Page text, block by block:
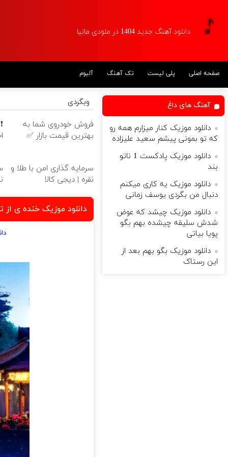
دانلود آهنگ جدید 1404 در ملودی مانیا
صفحه اصلی پلی لیست تک آهنگ آلبوم
وبگردی
فروش خودروی شما به
بهترین قیمت بازار ✅
سرمایه گذاری امن با طلا و
نقره | دیجی کالا
دانلود موزیک خنده ی
آهنگ های داغ
دانلود موزیک کنار میزارم همه رو
که تو بمونی پیشم سعید علیزاده
دانلود موزیک پادکست 1 ناتو
بند
دانلود موزیک یه کاری میکنم
دنبال من بگردی یوسف زمانی
دانلود موزیک ﭼﻴﺸﺪ ﻛﻪ ﻋﻮض
ﺷﺪش ﺳﻠﻴﻘﻪ ﭼﻴﺸﺪه ﺑﻬﻢ ﺑﮕﻮ
پویا بیاتی
دانلود موزیک بگو بهم بعد از
این رستاک